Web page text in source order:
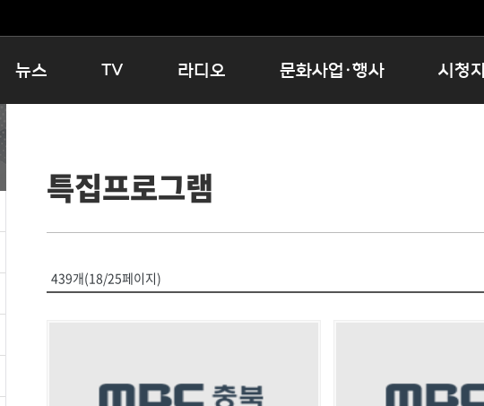
뉴스
보은
옥천
TV
인생내컷
테마기행 길
시청자 FLEX
특집프로그램
라디오
16:00 완벽한 하루
우리 고향, 부탁해!
문화사업·행사
청원생명쌀 대청호마라톤
시청
특집프로그램
439개(18/25페이지)